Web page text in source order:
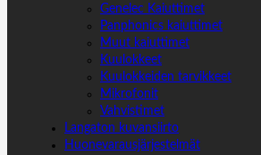
Genelec Kaiuttimet
Panphonics kaiuttimet
Muut kaiuttimet
Kuulokkeet
Kuulokkeiden tarvikkeet
Mikrofonit
Vahvistimet
Langaton kuvansiirto
Huonevarausjärjestelmät